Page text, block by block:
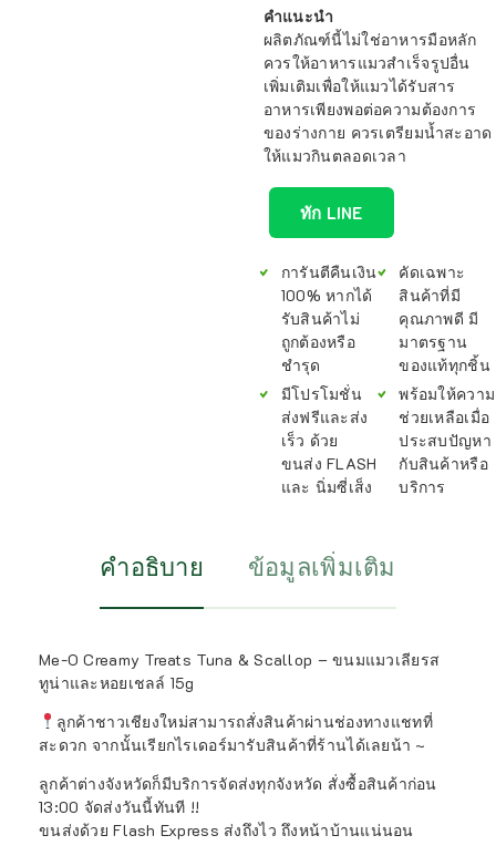
คำแนะนำ
ผลิตภัณฑ์นี้ไม่ใช่อาหารมือหลัก
ควรให้อาหารแมวสำเร็จรูปอื่น
เพิ่มเติมเพื่อให้แมวได้รับสาร
อาหารเพียงพอต่อความต้องการ
ของร่างกาย ควรเตรียมน้ำสะอาด
ให้แมวกินตลอดเวลา
ทัก LINE
การันตีคืนเงิน
100% หากได้
รับสินค้าไม่
ถูกต้องหรือ
ชำรุด
มีโปรโมชั่น
ส่งฟรีและส่ง
เร็ว ด้วย
ขนส่ง FLASH
และ นิ่มซี่เส็ง
คัดเฉพาะ
สินค้าที่มี
คุณภาพดี มี
มาตรฐาน
ของแท้ทุกชิ้น
พร้อมให้ความ
ช่วยเหลือเมื่อ
ประสบปัญหา
กับสินค้าหรือ
บริการ
คำอธิบาย ข้อมูลเพิ่มเติม
Me-O Creamy Treats Tuna & Scallop – ขนมแมวเลียรส
ทูน่าและหอยเชลล์ 15g
ลูกค้าชาวเชียงใหม่สามารถสั่งสินค้าผ่านช่องทางแชทที่
สะดวก จากนั้นเรียกไรเดอร์มารับสินค้าที่ร้านได้เลยน้า ~
ลูกค้าต่างจังหวัดก็มีบริการจัดส่งทุกจังหวัด สั่งซื้อสินค้าก่อน
13:00 จัดส่งวันนี้ทันที !!
ขนส่งด้วย Flash Express ส่งถึงไว ถึงหน้าบ้านแน่นอน